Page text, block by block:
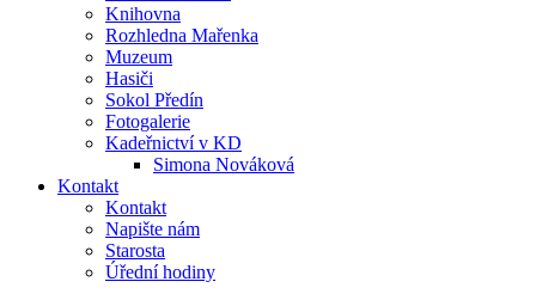
Knihovna
Rozhledna Mařenka
Muzeum
Hasiči
Sokol Předín
Fotogalerie
Kadeřnictví v KD
Simona Nováková
Kontakt
Kontakt
Napište nám
Starosta
Úřední hodiny